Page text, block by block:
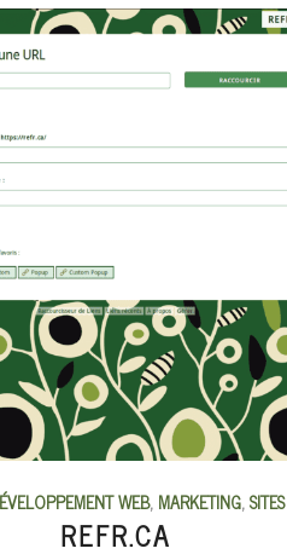
WEB, MARKETING,
REFR.CA